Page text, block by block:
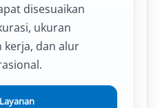
disesuaikan
ukuran
kerja, dan alur